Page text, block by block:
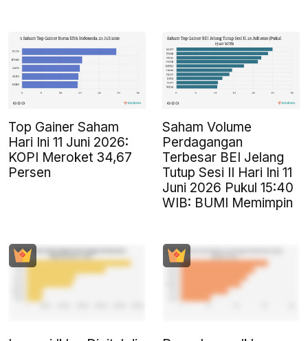
Top Gainer Saham
Hari Ini 11 Juni 2026:
KOPI Meroket 34,67
Persen
Saham Volume
Perdagangan
Terbesar BEI Jelang
Tutup Sesi II Hari Ini 11
Juni 2026 Pukul 15:40
WIB: BUMI Memimpin